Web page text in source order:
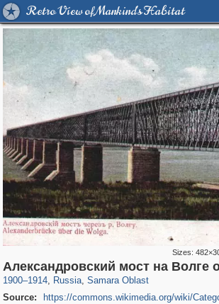
Retro View of Mankind's Habitat
Sizes:
Александровский мост на Волге
1900–1914, Russia
1,406,257 29,243
, Samara Oblast
9,765 35
Source:
https://commons.wikimedia.org/wiki/